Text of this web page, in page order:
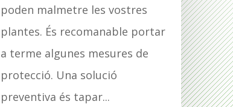
poden malmetre les vostres
plantes. És recomanable portar
a terme algunes mesures de
protecció. Una solució
preventiva és tapar...